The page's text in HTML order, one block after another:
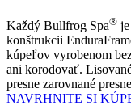
Každý Bullfrog Spa®
konštrukcii
kúpeľov vyrobenom
ani korodovať.
presne zarovnané
NAVRHNITE SI